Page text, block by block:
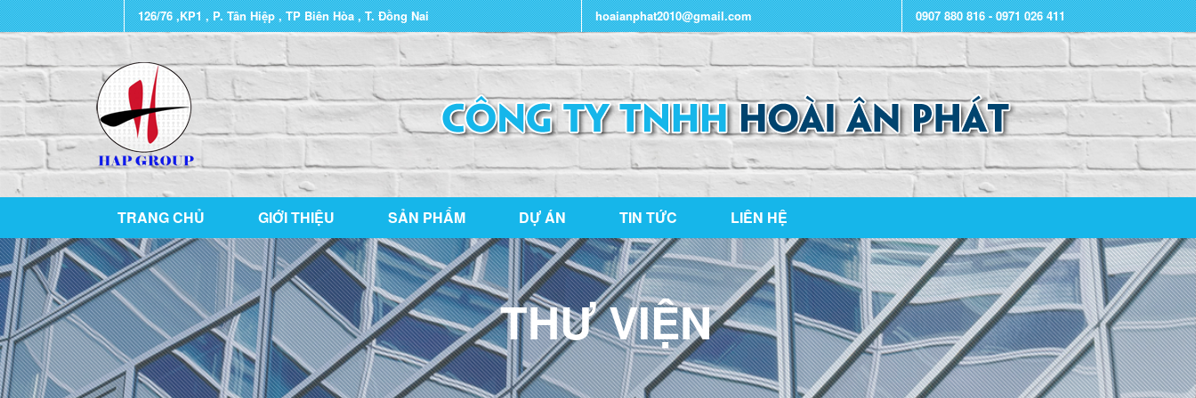
126/76 ,KP1 , P. Tân Hiệp , TP Biên Hòa , T. Đồng Nai hoaianphat2010@gmail.com 0907 880 816 - 0971 026 411
TRANG CHỦ GIỚI THIỆU SẢN PHẨM DỰ ÁN TIN TỨC LIÊN HỆ
THƯ VIỆN